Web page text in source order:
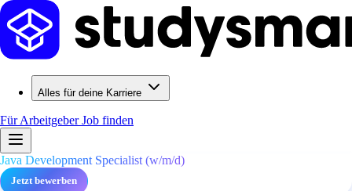
Alles für deine Karriere
Für ArbeitgeberJob finden
Java Development Specialist (w/m/d)
Jetzt bewerben